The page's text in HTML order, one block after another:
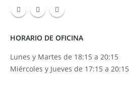
HORARIO DE OFICINA
Lunes y Martes de 18:15 a 20:15
Miércoles y Jueves de 17:15 a 20:15